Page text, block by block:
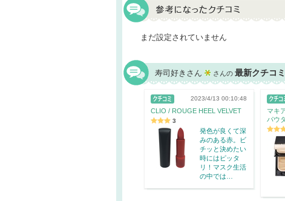
まだ設定されていません
寿司好きさん さんの 最新クチコミ
2023/4/13 00:10:48
CLIO / ROUGE HEEL VELVET
3
発色が良くて深
みのある赤。ビ
チッと決めたい
時にはピッタ
リ！マスク生活
の中では…
マキ
パウ